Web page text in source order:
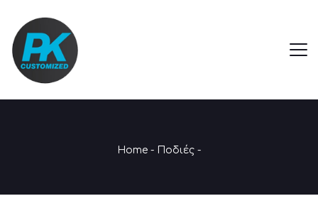
Home - Ποδιές -